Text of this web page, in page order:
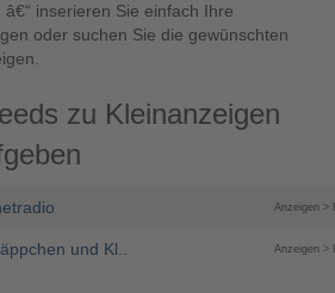
inserieren Sie einfach Ihre
oder suchen Sie die gewünschten
zu Kleinanzeigen
Anzeigen >
und Kl.. Anzeigen >